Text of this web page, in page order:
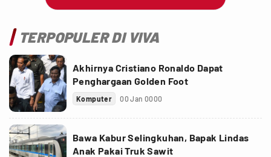
TERPOPULER DI VIVA
Akhirnya Cristiano Ronaldo Dapat
Penghargaan Golden Foot
Komputer 00 Jan 0000
Bawa Kabur Selingkuhan, Bapak Lindas
Anak Pakai Truk Sawit